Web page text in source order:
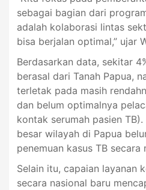
sebagai bagian dari
adalah kolaborasi lintas
bisa berjalan optimal,” ujar
Berdasarkan data, sekitar
berasal dari Tanah Papua,
terletak pada masih
dan belum optimalnya
kontak serumah pasien TB).
besar wilayah di Papua
penemuan kasus TB secara
Selain itu, capaian layanan
secara nasional baru